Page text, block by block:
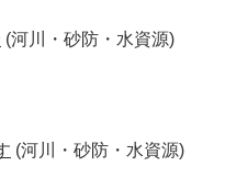
(河川・砂防・水資源)
(河川・砂防・水資源)